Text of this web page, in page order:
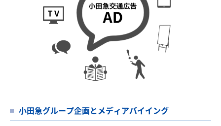
小田急グループ企画とメディアバイイング